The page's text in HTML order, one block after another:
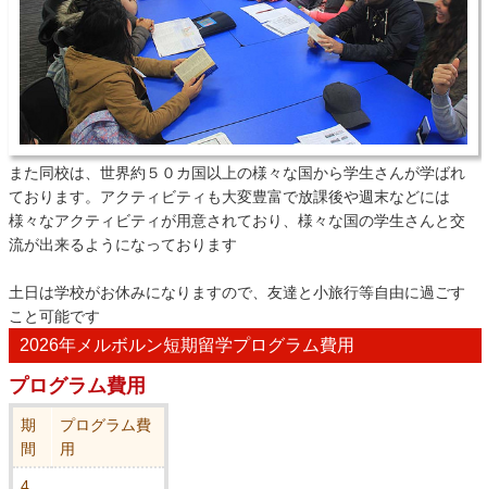
また同校は、世界約５０カ国以上の様々な国から学生さんが学ばれ
ております。アクティビティも大変豊富で放課後や週末などには
様々なアクティビティが用意されており、様々な国の学生さんと交
流が出来るようになっております
土日は学校がお休みになりますので、友達と小旅行等自由に過ごす
こと可能です
2026年メルボルン短期留学プログラム費用
プログラム費用
期
間
プログラム費
用